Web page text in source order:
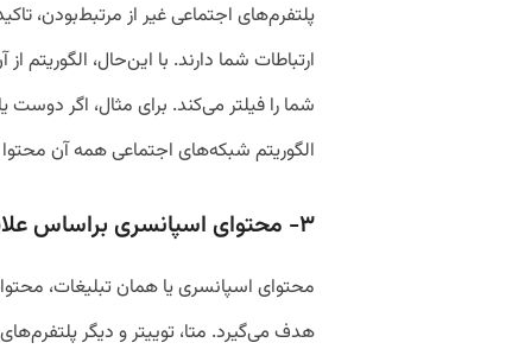
پلتفرم‌های اجتماعی غیر از مرتبط‌بودن،
ارتباطات شما دارند. با این‌حال،
شما را فیلتر می‌کند. برای مثال، اگر دوست
الگوریتم شبکه‌های اجتماعی همه آن محتوا
۳- محتوای اسپانسری براساس علاقه
محتوای اسپانسری یا همان تبلیغات،
هدف می‌گیرد. متا، توییتر و دیگر